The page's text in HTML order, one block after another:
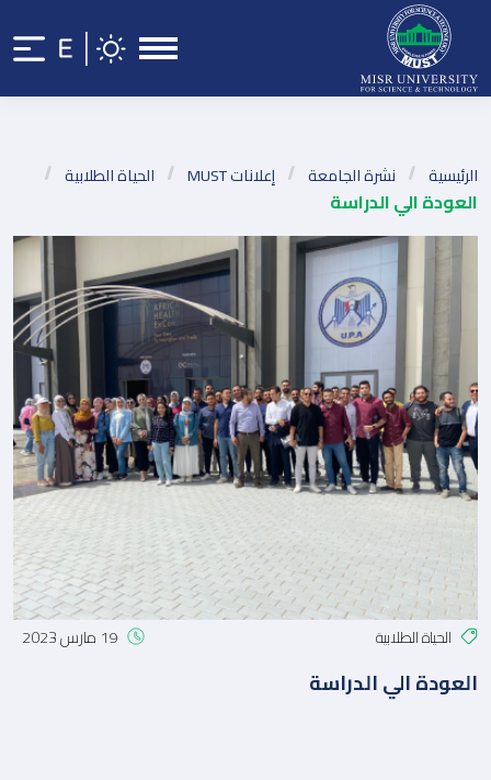
الرئيسية نشرة الجامعة إعلانات MUST الحياة الطلابية
العودة الي الدراسة
الحياة الطلابية 19 مارس 2023
العودة الي الدراسة